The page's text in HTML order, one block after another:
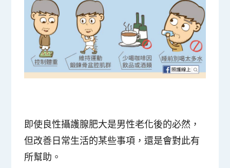
即使良性攝護腺肥大是男性老化後的必然，
但改善日常生活的某些事項，還是會對此有
所幫助。